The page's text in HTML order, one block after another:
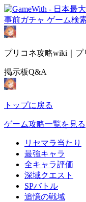
事前ガチャ ゲーム検
プリコネ攻略wiki｜プ
掲示板Q&A
トップに戻る
ゲーム攻略一覧を見る
リセマラ当たり
最強キャラ
全キャラ評価
深域クエスト
SPバトル
追憶の戦域